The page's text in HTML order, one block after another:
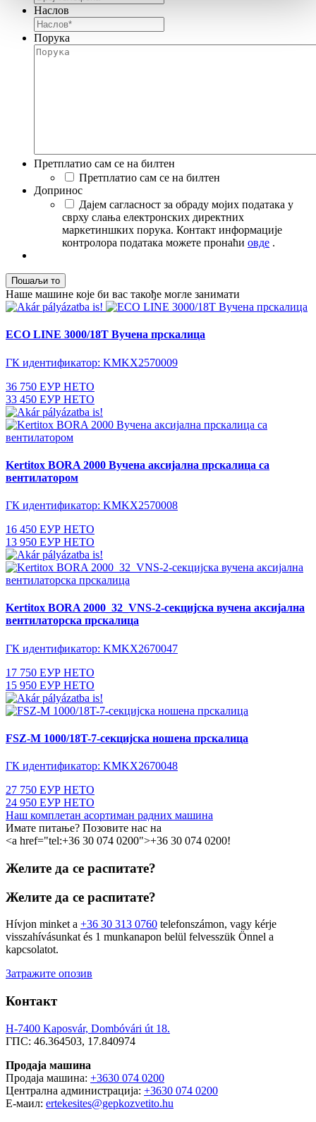
Наслов
Порука
Претплатио сам се на билтен
Претплатио сам се на билтен
Допринос
Дајем сагласност за обраду мојих података у
сврху слања електронских директних
маркетиншких порука. Контакт информације
контролора података можете пронаћи овде .
Наше машине које би вас такође могле занимати
ECO LINE 3000/18T Вучена прскалица
ГК идентификатор: KMKX2570009
36 750 ЕУР НЕТО
33 450 ЕУР НЕТО
Kertitox BORA 2000 Вучена аксијална прскалица са
вентилатором
ГК идентификатор: KMKX2570008
16 450 ЕУР НЕТО
13 950 ЕУР НЕТО
Kertitox BORA 2000_32_VNS-2-секцијска вучена аксијална
вентилаторска прскалица
ГК идентификатор: KMKX2670047
17 750 ЕУР НЕТО
15 950 ЕУР НЕТО
FSZ-M 1000/18T-7-секцијска ношена прскалица
ГК идентификатор: KMKX2670048
27 750 ЕУР НЕТО
24 950 ЕУР НЕТО
Наш комплетан асортиман радних машина
Имате питање? Позовите нас на
<а href="tel:+36 30 074 0200">+36 30 074 0200!
Желите да се распитате?
Желите да се распитате?
Hívjon minket a +36 30 313 0760 telefonszámon, vagy kérje
visszahívásunkat és 1 munkanapon belül felvesszük Önnel a
kapcsolatot.
Затражите опозив
Контакт
H-7400 Kaposvár, Dombóvári út 18.
ГПС: 46.364503, 17.840974
Продаја машина
Продаја машина: +3630 074 0200
Централна администрација: +3630 074 0200
Е-маил: ertekesites@gepkozvetito.hu